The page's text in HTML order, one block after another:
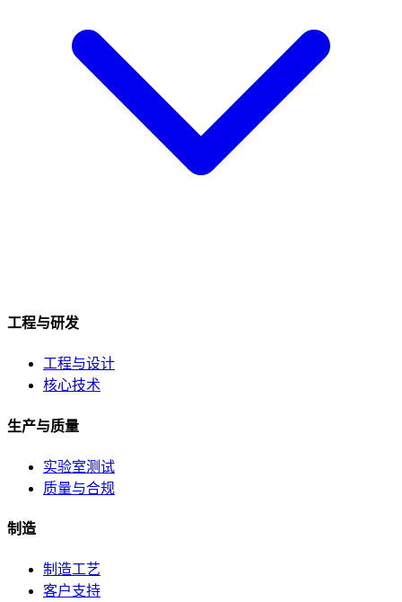
工程与研发
工程与设计
核心技术
生产与质量
实验室测试
质量与合规
制造
制造工艺
客户支持